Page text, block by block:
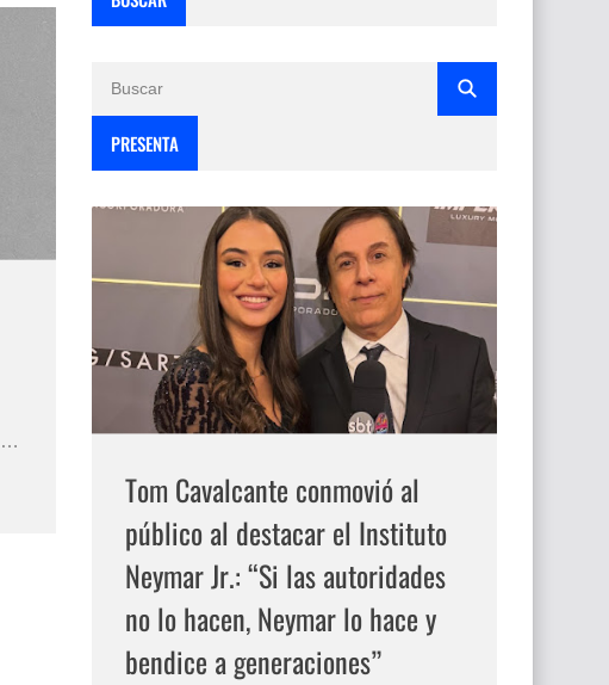
PRESENTA
Tom Cavalcante conmovió al
público al destacar el Instituto
Neymar Jr.: “Si las autoridades
no lo hacen, Neymar lo hace y
bendice a generaciones”